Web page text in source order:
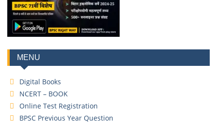
MENU
Digital Books
NCERT – BOOK
Online Test Registration
BPSC Previous Year Question